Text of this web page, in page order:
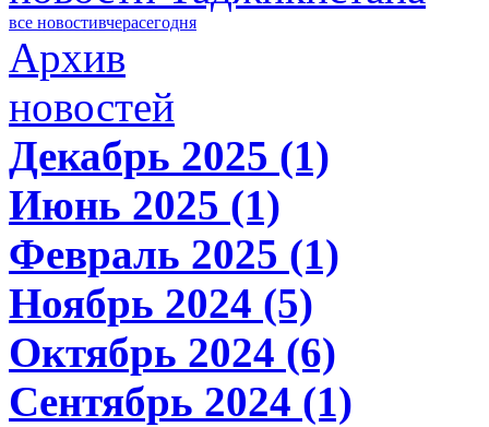
все новостивчерасегодня
Архив
новостей
Декабрь 2025 (1)
Июнь 2025 (1)
Февраль 2025 (1)
Ноябрь 2024 (5)
Октябрь 2024 (6)
Сентябрь 2024 (1)